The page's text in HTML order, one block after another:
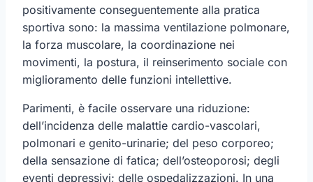
positivamente conseguentemente alla pratica
sportiva sono: la massima ventilazione polmonare,
la forza muscolare, la coordinazione nei
movimenti, la postura, il reinserimento sociale con
miglioramento delle funzioni intellettive.
Parimenti, è facile osservare una riduzione:
dell’incidenza delle malattie cardio-vascolari,
polmonari e genito-urinarie; del peso corporeo;
della sensazione di fatica; dell’osteoporosi; degli
eventi depressivi; delle ospedalizzazioni. In una